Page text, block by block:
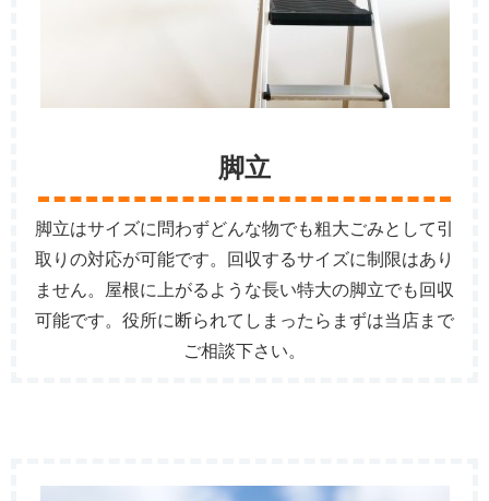
脚立
脚立はサイズに問わずどんな物でも粗大ごみとして引
取りの対応が可能です。回収するサイズに制限はあり
ません。屋根に上がるような長い特大の脚立でも回収
可能です。役所に断られてしまったらまずは当店まで
ご相談下さい。